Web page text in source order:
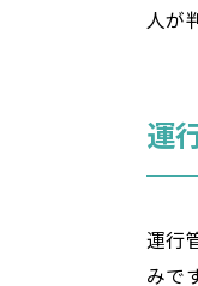
人が
運
運行
みで